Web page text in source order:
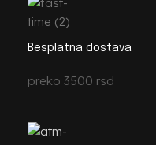
Besplatna dostava
preko 3500 rsd